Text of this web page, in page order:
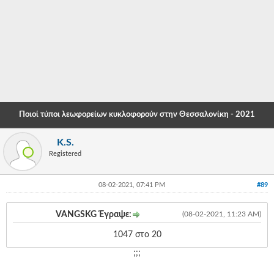
-
-
-
-
-
Ποιοί τύποι λεωφορείων κυκλοφορούν στην Θεσσαλονίκη - 2021
K.S.
Registered
#89
08-02-2021, 07:41 PM
(08-02-2021, 11:23 AM)
VANGSKG Έγραψε:
1047 στο 20
;;;